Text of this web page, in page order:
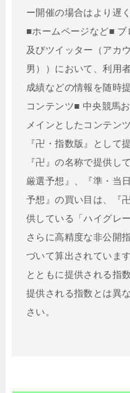
ー開催の場合はより遅
■ホームページなど■ ブ
及びツイッター（アカ
男））において、利用
成績などの情報を随時
コンテンツ■ 中央競馬
メインとしたコンテン
『卍・指数版』として
『卍』の名称で提供し
厳選予想』、『準・当
予想』の買い目は、『
供している「ハイグレ
さらに高精度な非公開
づいて算出されていま
とともに提供される指
提供される指数とは異
さい。